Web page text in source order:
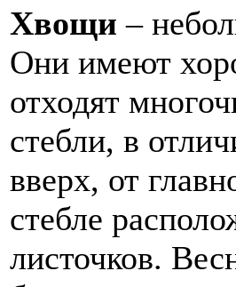
Хвощи –
Они имеют
отходят
стебли, в
вверх, от
стебле
листочков.